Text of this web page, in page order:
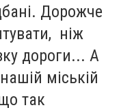
Дорожче
ніж
дороги... А
міській
так